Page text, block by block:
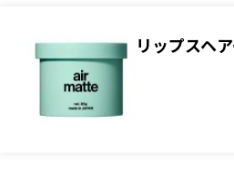
リップスヘ